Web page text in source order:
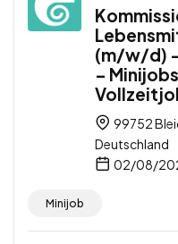
(m/w/d)
–
99752
Deutschland
02/08/
Minijob